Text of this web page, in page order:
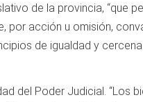
de la provincia, “que
acción u omisión,
de igualdad y
del Poder Judicial.